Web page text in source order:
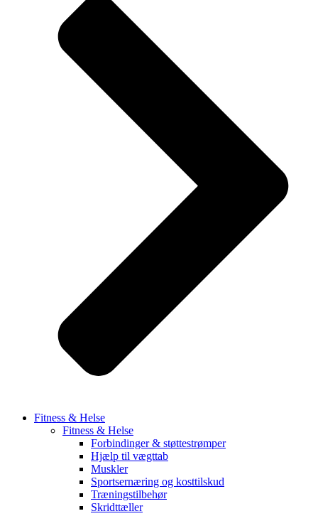
Fitness & Helse
Fitness & Helse
Forbindinger & støttestrømper
Hjælp til vægttab
Muskler
Sportsernæring og kosttilskud
Træningstilbehør
Skridttæller